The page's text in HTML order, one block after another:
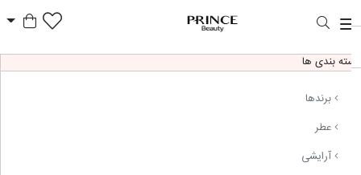
Prince Beauty سبد
بندی ها
برندها
عطر
آرایشی